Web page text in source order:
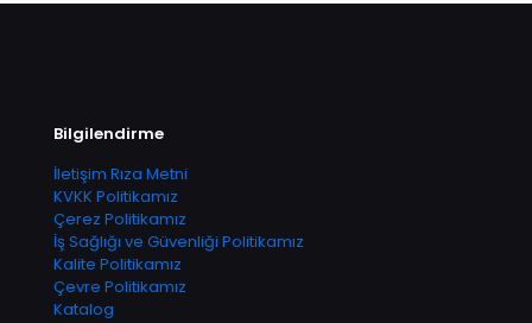
Bilgilendirme
İletişim Rıza Metni
KVKK Politikamız
Çerez Politikamız
İş Sağlığı ve Güvenliği Politikamız
Kalite Politikamız
Çevre Politikamız
Katalog